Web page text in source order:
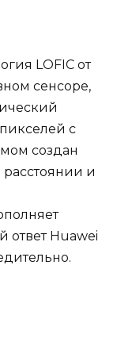
LOFIC от
сенсоре,
с
создан
и
ответ Huawei